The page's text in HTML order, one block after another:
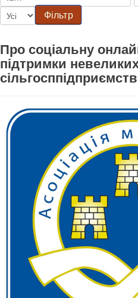
Фільтр
Про соціальну
підтримки
сільгосппідприємств